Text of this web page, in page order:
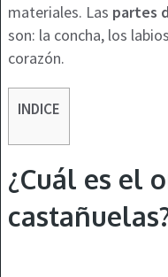
materiales. Las partes
son: la concha, los
corazón.
INDICE
¿Cuál es el